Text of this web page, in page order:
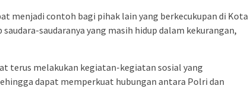
menjadi contoh bagi pihak lain yang berkecukupan di Kota
saudaranya yang masih hidup dalam kekurangan,
terus melakukan kegiatan-kegiatan sosial yang
dapat memperkuat hubungan antara Polri dan